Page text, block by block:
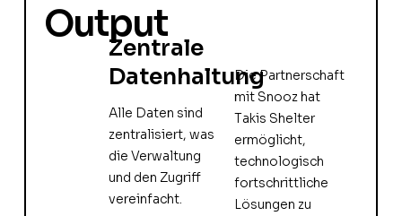
Output
Zentrale
Datenhaltung
Alle Daten sind
zentralisiert, was
die Verwaltung
und den Zugriff
vereinfacht.
Die Partnerschaft
mit Snooz hat
Takis Shelter
ermöglicht,
technologisch
fortschrittliche
Lösungen zu